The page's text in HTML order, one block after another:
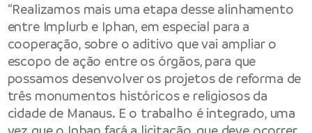
“Realizamos mais uma etapa desse alinhamento
entre Implurb e Iphan, em especial para a
cooperação, sobre o aditivo que vai ampliar o
escopo de ação entre os órgãos, para que
possamos desenvolver os projetos de reforma de
três monumentos históricos e religiosos da
cidade de Manaus. E o trabalho é integrado, uma